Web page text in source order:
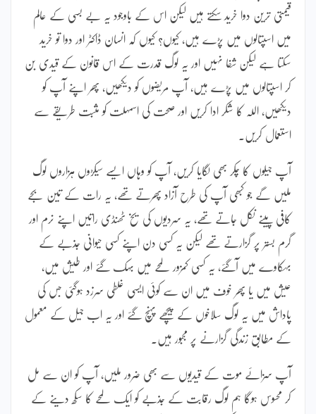
قیمتی ترین دوا خرید سکتے ہیں لیکن اس کے باوجود یہ بے بسی کے عالم
میں اسپتالوں میں پڑے ہیں، کیوں؟ کیوں کہ انسان ڈاکٹر اور دوا تو خرید
سکتا ہے لیکن شفا نہیں اور یہ لوگ قدرت کے اس قانون کے قیدی بن
کر اسپتالوں میں پڑے ہیں، آپ مریضوں کو دیکھیں، پھر اپنے آپ کو
دیکھیں، اللہ کا شکر ادا کریں اور صحت کی اسمہلت کو مثبت طریقے سے
استعمال کریں۔
آپ جیلوں کا چکر بھی لگایا کریں، آپ کو وہاں ایسے سیکڑوں ہزاروں لوگ
ملیں گے جو کبھی آپ کی طرح آزاد پھرتے تھے، یہ رات کے تین بجے
کافی پینے نکل جاتے تھے، یہ سردیوں کی یخ ٹھنڈی راتیں اپنے نرم اور
گرم بستر پر گزارتے تھے لیکن یہ کسی دن اپنے کسی حیوانی جذبے کے
بہکاوے میں آگئے، یہ کسی کمزور لمحے میں بہک گئے اور طیش میں،
عیش میں یا پھر خوف میں ان سے کوئی ایسی غلطی سرزد ہوگئی جس کی
پاداش میں یہ لوگ سلاخوں کے پیچھے پہنچ گئے اور یہ اب جیل کے معمول
کے مطابق زندگی گزارنے پر مجبور ہیں۔
آپ سزائے موت کے قیدیوں سے بھی ضرور ملیں، آپ کو ان سے مل
کر محسوس ہوگا ہم لوگ رقابت کے جذبے کو ایک لمحے کا سکھ دینے کے